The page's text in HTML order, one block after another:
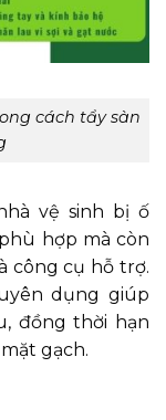
cách tẩy sàn
vệ sinh bị ố
hợp mà còn
công cụ hỗ trợ.
dụng giúp
đồng thời hạn
gạch.